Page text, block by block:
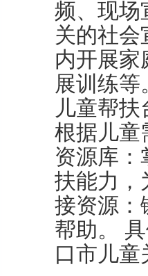
频、现场
关的社会
内开展家
展训练等
儿童帮
根据儿童
资源库：
扶能力，
接资源：
帮助。
口市儿